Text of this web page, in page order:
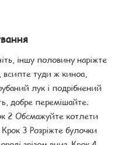
іншу половину наріжте
всипте туди ж киноа,
лук і подрібнений
добре перемішайте.
2 Обсмажуйте котлети
Крок 3 Розріжте булочки